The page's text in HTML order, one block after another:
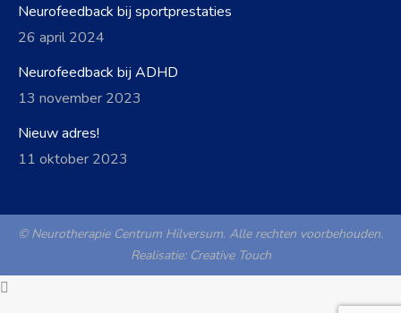
Neurofeedback bij sportprestaties
26 april 2024
Neurofeedback bij ADHD
13 november 2023
Nieuw adres!
11 oktober 2023
© Neurotherapie Centrum Hilversum. Alle rechten voorbehouden.
Realisatie: Creative Touch